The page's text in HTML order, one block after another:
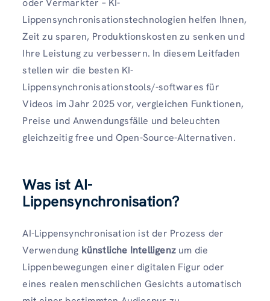
oder Vermarkter – KI-
Lippensynchronisationstechnologien helfen Ihnen,
Zeit zu sparen, Produktionskosten zu senken und
Ihre Leistung zu verbessern. In diesem Leitfaden
stellen wir die besten KI-
Lippensynchronisationstools/-softwares für
Videos im Jahr 2025 vor, vergleichen Funktionen,
Preise und Anwendungsfälle und beleuchten
gleichzeitig free und Open-Source-Alternativen.
Was ist AI-
Lippensynchronisation?
AI-Lippensynchronisation ist der Prozess der
Verwendung künstliche Intelligenz um die
Lippenbewegungen einer digitalen Figur oder
eines realen menschlichen Gesichts automatisch